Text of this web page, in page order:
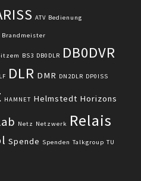
ATV Bedienung
Brandmeister
BS3 DB0DLR DB0DVR
DLR DMR DN2DLR DP0ISS
HAMNET Helmstedt Horizons
Netz Netzwerk Relais
Spende Spenden Talkgroup TU